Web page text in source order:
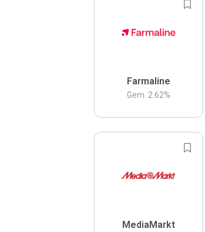
Farmaline
Gem. 2.62%
MediaMarkt